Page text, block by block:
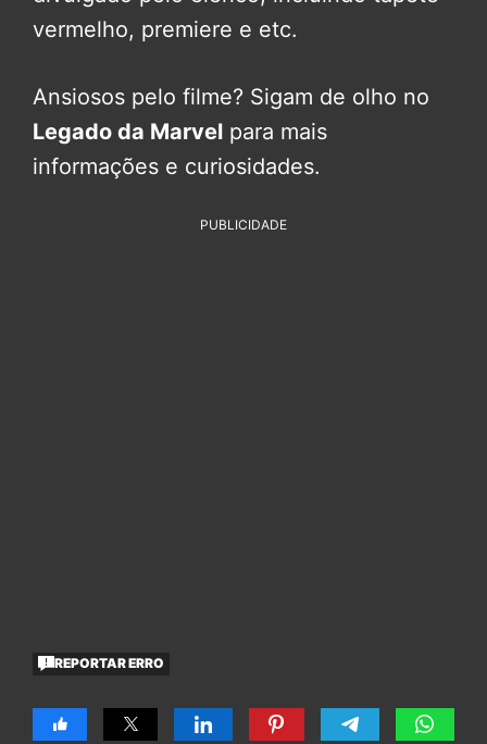
vermelho, premiere e etc.
Ansiosos pelo filme? Sigam de olho no
Legado da Marvel para mais
informações e curiosidades.
PUBLICIDADE
REPORTAR ERRO